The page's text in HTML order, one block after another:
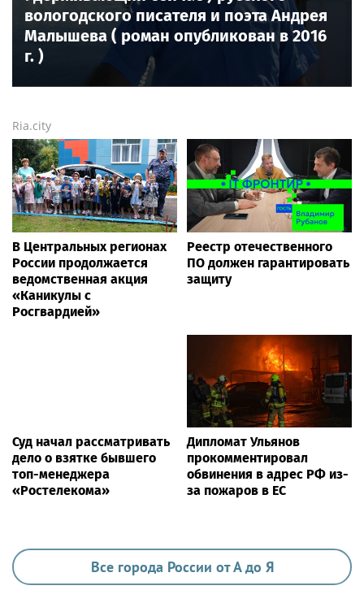
вологодского писателя и поэта Андрея
Малышева ( роман опубликован в 2016
г. )
Ria.city
В Центральных регионах
России продолжается
ведомственная акция
«Каникулы с
Росгвардией»
Реестр отечественного
ПО должен гарантировать
защиту
Суд начал рассматривать
дело о взятке бывшего
топ-менеджера
«Ростелекома»
Дипломат Ульянов
прокомментировал
обвинения в адрес РФ из-
за пожаров в ЕС
Все города России от А до Я